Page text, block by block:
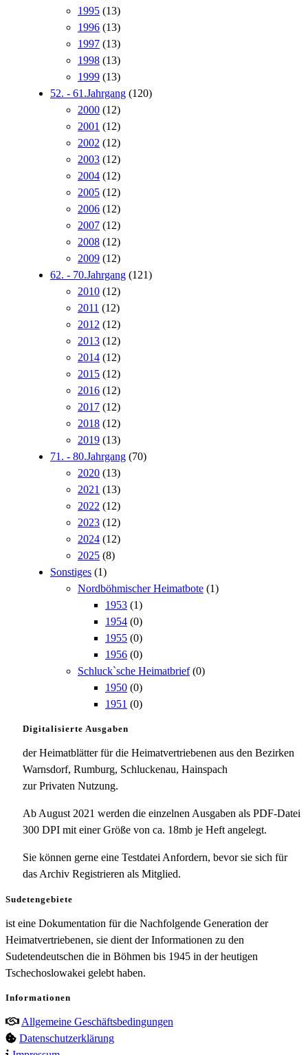
1995 (13)
1996 (13)
1997 (13)
1998 (13)
1999 (13)
52. - 61.Jahrgang (120)
2000 (12)
2001 (12)
2002 (12)
2003 (12)
2004 (12)
2005 (12)
2006 (12)
2007 (12)
2008 (12)
2009 (12)
62. - 70.Jahrgang (121)
2010 (12)
2011 (12)
2012 (12)
2013 (12)
2014 (12)
2015 (12)
2016 (12)
2017 (12)
2018 (12)
2019 (13)
71. - 80.Jahrgang (70)
2020 (13)
2021 (13)
2022 (12)
2023 (12)
2024 (12)
2025 (8)
Sonstiges (1)
Nordböhmischer Heimatbote (1)
1953 (1)
1954 (0)
1955 (0)
1956 (0)
Schluck`sche Heimatbrief (0)
1950 (0)
1951 (0)
Digitalisierte Ausgaben
der Heimatblätter für die Heimatvertriebenen aus den Bezirken
Warnsdorf, Rumburg, Schluckenau, Hainspach
zur Privaten Nutzung.
Ab August 2021 werden die einzelnen Ausgaben als PDF-Datei
300 DPI mit einer Größe von ca. 18mb je Heft angelegt.
Sie können gerne eine Testdatei Anfordern, bevor sie sich für
das Archiv Registrieren als Mitglied.
Sudetengebiete
ist eine Dokumentation für die Nachfolgende Generation der
Heimatvertriebenen, sie dient der Informationen zu den
Sudetendeutschen die in Böhmen bis 1945 in der heutigen
Tschechoslowakei gelebt haben.
Informationen
Allgemeine Geschäftsbedingungen
Datenschutzerklärung